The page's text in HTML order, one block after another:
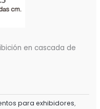
en cascada de
para exhibidores,